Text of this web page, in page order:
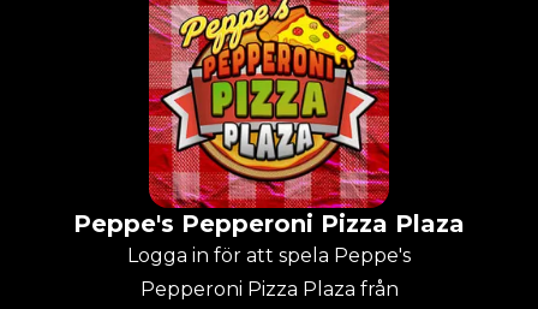
Peppe's Pepperoni Pizza Plaza
Logga in för att spela Peppe's
Pepperoni Pizza Plaza från